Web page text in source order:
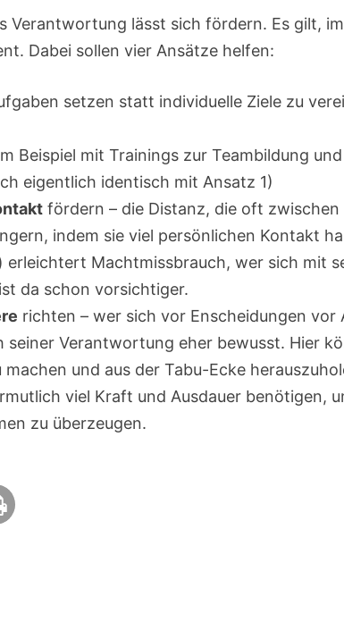
Verantwortung lässt sich fördern. Es gilt,
Dabei sollen vier Ansätze helfen:
setzen statt individuelle Ziele zu
Beispiel mit Trainings zur Teambildung
eigentlich identisch mit Ansatz 1)
fördern – die Distanz, die oft
indem sie viel persönlichen Kontakt
Machtmissbrauch, wer sich mit
da schon vorsichtiger.
richten – wer sich vor Enscheidungen
Verantwortung eher bewusst. Hier
und aus der Tabu-Ecke
viel Kraft und Ausdauer benötigen,
zu überzeugen.